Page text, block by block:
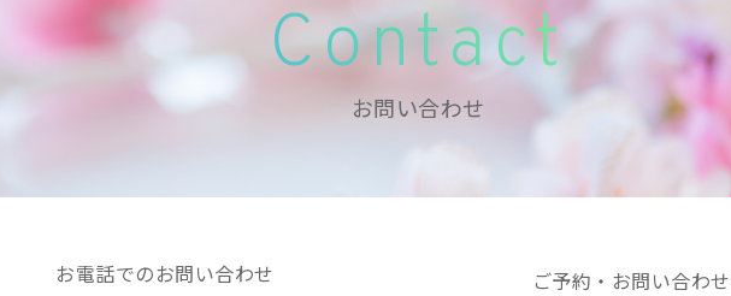
Contact
お問い合わせ
お電話でのお問い合わせ ご予約・お問い合わ